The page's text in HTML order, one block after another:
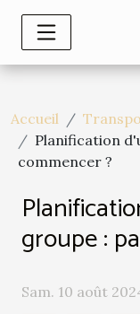
Accueil
Planification
commencer ?
groupe :
Sam. 10 août